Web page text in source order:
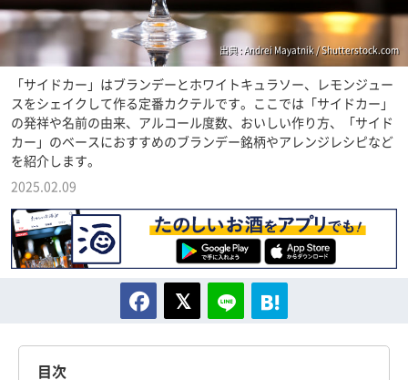
出典 : Andrei Mayatnik / Shutterstock.com
「サイドカー」はブランデーとホワイトキュラソー、レモンジュー
スをシェイクして作る定番カクテルです。ここでは「サイドカー」
の発祥や名前の由来、アルコール度数、おいしい作り方、「サイド
カー」のベースにおすすめのブランデー銘柄やアレンジレシピなど
を紹介します。
2025.02.09
目次